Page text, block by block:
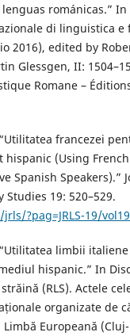
románicas.” In
di linguistica e
2016), edited by
Glessgen, II:
Romane –
francezei
hispanic (Using
Spanish Speakers).”
Studies 19: 520–529.
?pag=JRLS-19/
limbii
hispanic.” In
(RLS). Actele
organizate de
Europeană